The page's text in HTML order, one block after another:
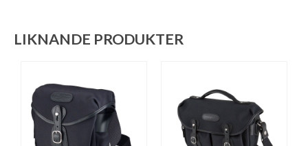
LIKNANDE PRODUKTER